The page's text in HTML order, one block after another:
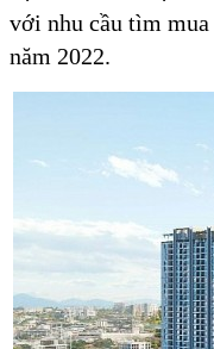
với nhu cầu tìm
năm 2022.